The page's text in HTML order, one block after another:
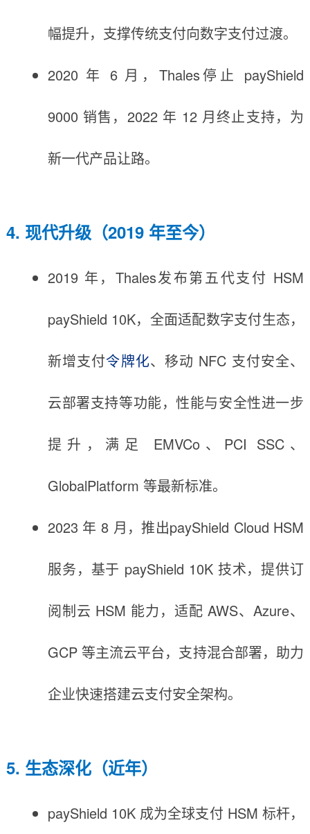
幅提升，支撑传统支付向数字支付过渡。
2020 年 6 月，Thales停止 payShield
9000 销售，2022 年 12 月终止支持，为
新一代产品让路。
4. 现代升级（2019 年至今）
2019 年，Thales发布第五代支付 HSM
payShield 10K，全面适配数字支付生态，
新增支付令牌化、移动 NFC 支付安全、
云部署支持等功能，性能与安全性进一步
提升，满足 EMVCo、PCI SSC、
GlobalPlatform 等最新标准。
2023 年 8 月，推出payShield Cloud HSM
服务，基于 payShield 10K 技术，提供订
阅制云 HSM 能力，适配 AWS、Azure、
GCP 等主流云平台，支持混合部署，助力
企业快速搭建云支付安全架构。
5. 生态深化（近年）
payShield 10K 成为全球支付 HSM 标杆，